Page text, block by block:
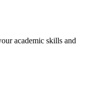
academic skills and